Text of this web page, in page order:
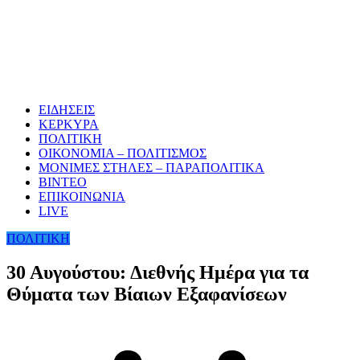
ΕΙΔΗΣΕΙΣ
ΚΕΡΚΥΡΑ
ΠΟΛΙΤΙΚΗ
ΟΙΚΟΝΟΜΙΑ – ΠΟΛΙΤΙΣΜΟΣ
ΜΟΝΙΜΕΣ ΣΤΗΛΕΣ – ΠΑΡΑΠΟΛΙΤΙΚΑ
ΒΙΝΤΕΟ
ΕΠΙΚΟΙΝΩΝΙΑ
LIVE
ΠΟΛΙΤΙΚΗ
30 Αυγούστου: Διεθνής Ημέρα για τα
Θύματα των Βίαιων Εξαφανίσεων